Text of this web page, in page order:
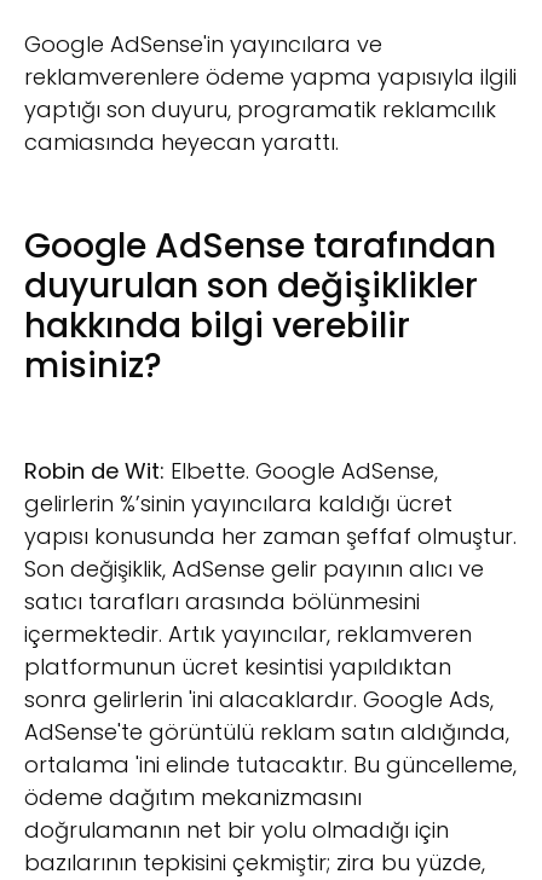
Google AdSense'in yayıncılara ve
reklamverenlere ödeme yapma yapısıyla ilgili
yaptığı son duyuru, programatik reklamcılık
camiasında heyecan yarattı.
Google AdSense tarafından
duyurulan son değişiklikler
hakkında bilgi verebilir
misiniz?
Robin de Wit: Elbette. Google AdSense,
gelirlerin %’sinin yayıncılara kaldığı ücret
yapısı konusunda her zaman şeffaf olmuştur.
Son değişiklik, AdSense gelir payının alıcı ve
satıcı tarafları arasında bölünmesini
içermektedir. Artık yayıncılar, reklamveren
platformunun ücret kesintisi yapıldıktan
sonra gelirlerin 'ini alacaklardır. Google Ads,
AdSense'te görüntülü reklam satın aldığında,
ortalama 'ini elinde tutacaktır. Bu güncelleme,
ödeme dağıtım mekanizmasını
doğrulamanın net bir yolu olmadığı için
bazılarının tepkisini çekmiştir; zira bu yüzde,